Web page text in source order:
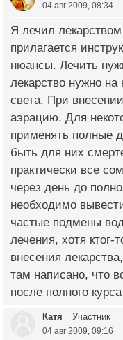
04 авг 2009, 08:34
Я лечил
прилагается
нюансы. Лечить
лекарство нужно на
света. При
аэрацию. Для
применять полные
быть для них
практически все
через день до
необходимо
частые подмены
лечения, хотя ктог-
внесения
там написано, что
после полного
Катя Участник
04 авг 2009, 09:16